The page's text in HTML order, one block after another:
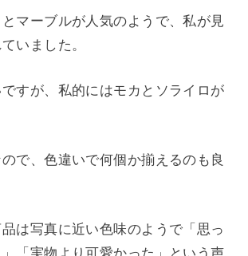
マーブルが人気のようで、私が見
いました。
すが、私的にはモカとソライロが
で、色違いで何個か揃えるのも良
は写真に近い色味のようで「思っ